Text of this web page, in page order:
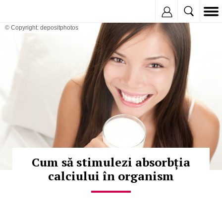
© Copyright: depositphotos
Cum să stimulezi absorbția
calciului în organism